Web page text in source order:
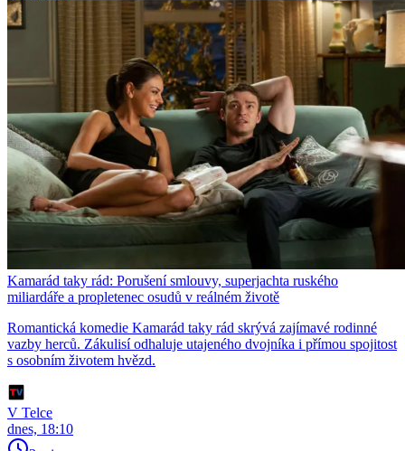
Kamarád taky rád: Porušení smlouvy, superjachta ruského
miliardáře a propletenec osudů v reálném životě
Romantická komedie Kamarád taky rád skrývá zajímavé rodinné
vazby herců. Zákulisí odhaluje utajeného dvojníka i přímou spojitost
s osobním životem hvězd.
V Telce
dnes, 18:10